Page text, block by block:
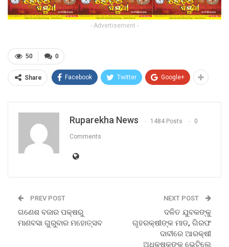
- Advertisement -
0
50
Share Facebook Twitter Google+
Ruparekha News 1484 Posts 0
Comments
PREV POST
ଗଣେଶ ବଜାର ପକ୍ଷରୁ
ମାଣବସା ଗୁରୁବାର ମହୋତ୍ସବ
NEXT POST
ଦଳିତ ଯୁବକଙ୍କୁ
ଗୃହରକ୍ଷୀଙ୍କ ମାଡ, ଗିରଫ
ଦାବୀରେ ଆରକ୍ଷୀ
ଅଧିକ୍ଷକଙ୍କୁ ଭେଟିଲେ